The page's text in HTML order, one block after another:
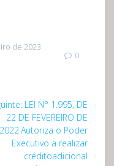
de 2023
0
Post
seguinte:
LEI N° 1.995, DE
22 DE FEVEREIRO DE
2022.Autoriza o Poder
Executivo a realizar
créditoadicional